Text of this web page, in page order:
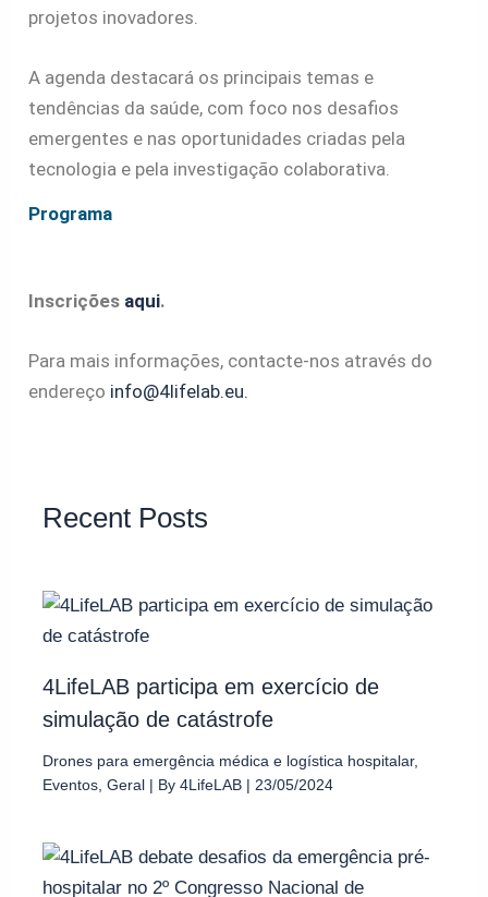
projetos inovadores.
A agenda destacará os principais temas e
tendências da saúde, com foco nos desafios
emergentes e nas oportunidades criadas pela
tecnologia e pela investigação colaborativa.
Programa
Inscrições aqui.
Para mais informações, contacte-nos através do
endereço info@4lifelab.eu.
Recent Posts
4LifeLAB participa em exercício de
simulação de catástrofe
Drones para emergência médica e logística hospitalar,
Eventos ,Geral | By4LifeLAB | 23/05/2024